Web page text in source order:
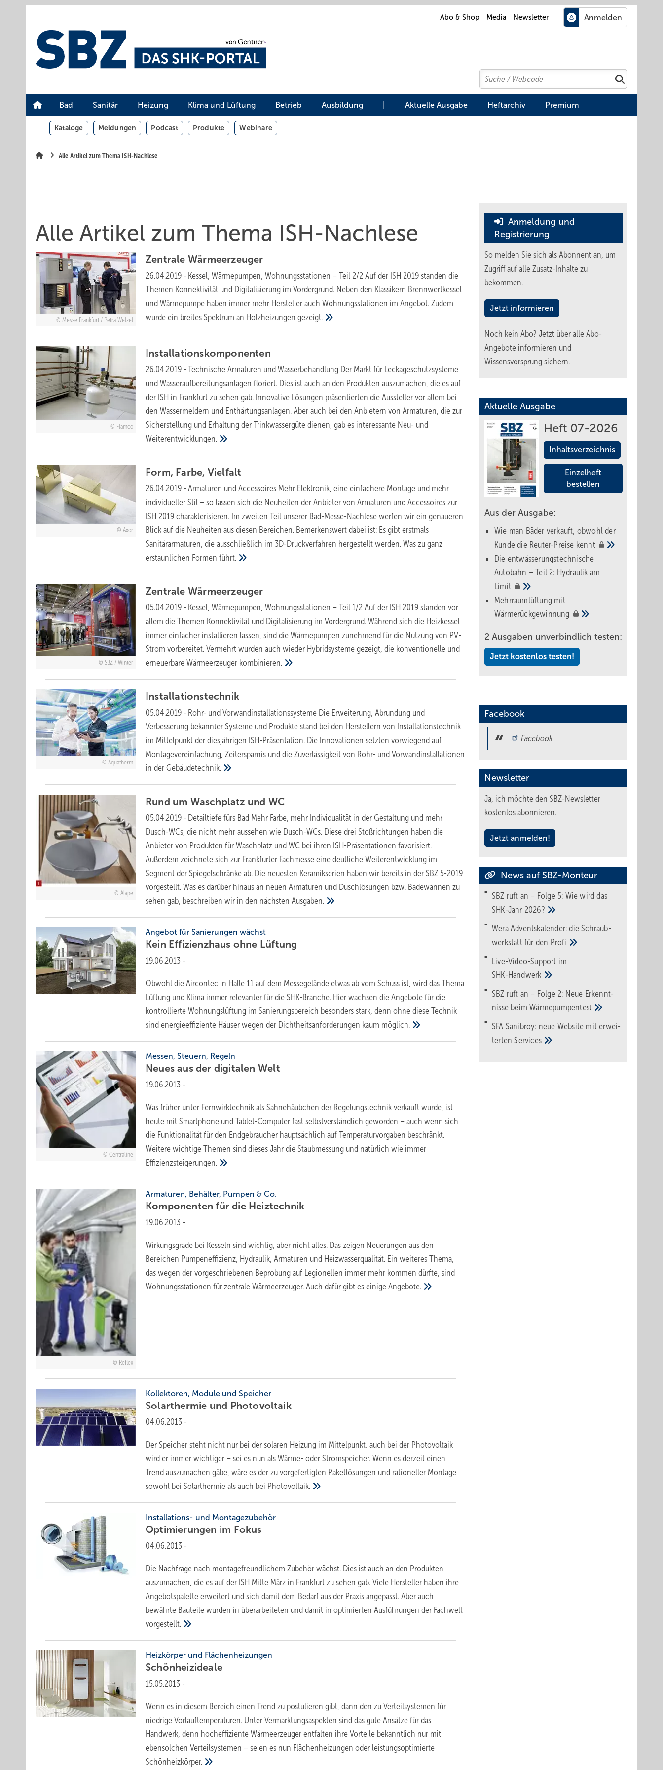
Abo & Shop Media Newsletter
Search
Suchen
Bad Sanitär Heizung Klima und Lüftung Betrieb Ausbildung Aktuelle Ausgabe Heftarchiv Premium
Kataloge Meldungen Podcast Produkte Webinare
Alle Artikel zum Thema ISH-Nachlese
Alle Artikel zum Thema ISH-Nachlese
Messe Frankfurt / Petra Welzel
Zentrale Wärmeerzeuger
26.04.2019 - Kessel, Wärmepumpen, Wohnungsstationen – Teil 2/2Auf der ISH 2019 standen die
Themen Konnektivität und Digitalisierung im Vordergrund. Neben den Klassikern Brennwertkessel
und Wärmepumpe haben immer mehr Hersteller auch Wohnungsstationen im Angebot. Zudem
wurde ein breites Spektrum an Holzheizungen gezeigt.
Flamco
Installationskomponenten
26.04.2019 - Technische Armaturen und Wasserbehandlung Der Markt für Leckageschutzsysteme
und Wasseraufbereitungsanlagen floriert. Dies ist auch an den Produkten auszumachen, die es auf
der ISH in Frankfurt zu sehen gab. Innovative Lösungen präsentierten die Aussteller vor allem bei
den Wassermeldern und Enthärtungsanlagen. Aber auch bei den Anbietern von Armaturen, die zur
Sicherstellung und Erhaltung der Trinkwassergüte dienen, gab es interessante Neu- und
Weiterentwicklungen.
Axor
Form, Farbe, Vielfalt
26.04.2019 - Armaturen und Accessoires Mehr Elektronik, eine einfachere Montage und mehr
individueller Stil – so lassen sich die Neuheiten der Anbieter von Armaturen und Accessoires zur
ISH 2019 charakterisieren. Im zweiten Teil unserer Bad-Messe-Nachlese werfen wir ein genaueren
Blick auf die Neuheiten aus diesen Bereichen. Bemerkenswert dabei ist: Es gibt erstmals
Sanitärarmaturen, die ausschließlich im 3D-Druckverfahren hergestellt werden. Was zu ganz
erstaunlichen Formen führt.
SBZ / Winter
Zentrale Wärmeerzeuger
05.04.2019 - Kessel, Wärmepumpen, Wohnungsstationen – Teil 1/2Auf der ISH 2019 standen vor
allem die Themen Konnektivität und Digitalisierung im Vordergrund. Während sich die Heizkessel
immer einfacher installieren lassen, sind die Wärmepumpen zunehmend für die Nutzung von PV-
Strom vorbereitet. Vermehrt wurden auch wieder Hybridsysteme gezeigt, die konventionelle und
erneuerbare Wärmeerzeuger kombinieren.
Aquatherm
Installationstechnik
05.04.2019 - Rohr- und Vorwandinstallationssysteme Die Erweiterung, Abrundung und
Verbesserung bekannter Systeme und Produkte stand bei den Herstellern von Installationstechnik
im Mittelpunkt der diesjährigen ISH-Präsentation. Die Innovationen setzten vorwiegend auf
Montagevereinfachung, Zeitersparnis und die Zuverlässigkeit von Rohr- und Vorwandinstallationen
in derGebäudetechnik.
Alape
Rund um Waschplatz und WC
05.04.2019 - Detailtiefe fürs Bad Mehr Farbe, mehr Individualität in der Gestaltung und mehr
Dusch-WCs, die nicht mehr aussehen wie Dusch-WCs. Diese drei Stoßrichtungen haben die
Anbieter von Produkten für Waschplatz und WC bei ihren ISH-Präsentationen favorisiert.
Außerdem zeichnete sich zur Frankfurter Fachmesse eine deutliche Weiterentwicklung im
Segment der Spiegelschränke ab. Die neuesten Keramikserien haben wir bereits in der SBZ 5-2019
vorgestellt. Was es darüber hinaus an neuen Armaturen und Duschlösungen bzw. Badewannen zu
sehen gab, beschreiben wir in den nächstenAusgaben.
Angebot für Sanierungen wächst
Kein Effizienz­haus ohne Lüftung
19.06.2013 -
Obwohl die Aircontec in Halle 11 auf dem Messegelände etwas ab vom Schuss ist, wird das Thema
Lüftung und Klima immer relevanter für die SHK-Branche. Hier wachsen die Angebote für die
kontrollierte Wohnungslüftung im Sanierungsbereich besonders stark, denn ohne diese Technik
sind energieeffiziente Häuser wegen der Dichtheitsanforderungen kaum möglich.
Centraline
Messen, Steuern, Regeln
Neues aus der digitalen Welt
19.06.2013 -
Was früher unter Fernwirktechnik als Sahnehäubchen der Regelungstechnik verkauft wurde, ist
heute mit Smartphone und Tablet-Computer fast selbstverständlich geworden – auch wenn sich
die Funktionalität für den Endgebraucher hauptsächlich auf Temperaturvorgaben beschränkt.
Weitere wichtige Themen sind dieses Jahr die Staubmessung und natürlich wie immer
Effizienzsteigerungen.
Reflex
Armaturen, Behälter, Pumpen & Co.
­Komponenten für die ­Heiztechnik
19.06.2013 -
Wirkungsgrade bei Kesseln sind wichtig, aber nicht alles. Das zeigen Neuerungen aus den
Bereichen Pumpeneffizienz, Hydraulik, Armaturen und Heizwasserqualität. Ein weiteres Thema,
das wegen der vorgeschriebenen Beprobung auf Legionellen immer mehr kommen dürfte, sind
Wohnungsstationen für zentrale Wärmeerzeuger. Auch dafür gibt es einigeAngebote.
Kollektoren, Module und Speicher
Solarthermie und Photovoltaik
04.06.2013 -
Der Speicher steht nicht nur bei der solaren Heizung im Mittelpunkt, auch bei der Photovoltaik
wird er immer wichtiger – sei es nun als Wärme- oder Stromspeicher. Wenn es derzeit einen
Trend auszumachen gäbe, wäre es der zu vorgefertigten Paketlösungen und rationeller Montage
sowohl bei Solarthermie als auch bei Photovoltaik.
Installations- und Montagezubehör
Optimierungen im Fokus
04.06.2013 -
Die Nachfrage nach montagefreundlichem Zubehör wächst. Dies ist auch an den Produkten
auszumachen, die es auf der ISH Mitte März in Frankfurt zu sehen gab. Viele Hersteller haben ihre
Angebotspalette erweitert und sich damit dem Bedarf aus der Praxis angepasst. Aber auch
bewährte Bauteile wurden in überarbeiteten und damit in optimierten Ausführungen der Fachwelt
vorgestellt.
Heizkörper und Flächenheizungen
Schönheizideale
15.05.2013 -
Wenn es in diesem Bereich einen Trend zu postulieren gibt, dann den zu Verteilsystemen für
niedrige Vorlauftemperaturen. Unter Vermarktungsaspekten sind das gute Ansätze für das
Handwerk, denn hocheffiziente Wärmeerzeuger entfalten ihre Vorteile bekanntlich nur mit
ebensolchen Verteilsystemen – seien es nun ­Flächenheizungen oder leistungsoptimierte
Schönheizkörper.
Anmeldung und
Registrierung
So melden Sie sich als Abonnent an, um
Zugriff auf alle Zusatz-Inhalte zu
bekommen.
Jetzt informieren
Noch kein Abo? Jetzt über alle Abo-
Angebote informieren und
Wissensvorsprung sichern.
Aktuelle Ausgabe
Heft 07-2026
Inhaltsverzeichnis
Einzelheft
bestellen
Aus der Ausgabe:
Wie man Bäder verkauft, obwohl der
Kunde die Reuter-Preise kennt
Die entwässerungstechnische
Autobahn – Teil 2: Hydraulik am
Limit
Mehrraumlüftung mit
Wärmerückgewinnung
2 Ausgaben unverbindlich testen:
Jetzt kostenlos testen!
Facebook
Facebook
Newsletter
Ja, ich möchte den SBZ-Newsletter
kostenlos abonnieren.
Jetzt anmelden!
News auf SBZ-Monteur
SBZ ruft an – Folge 5: Wie wird das
SHK-Jahr 2026?
Wera Adventskalender: die Schraub­
werk­statt für den Pro­fi
Live-Video-Support im
SHK-Handwerk
SBZ ruft an – Folge 2: Neue Erkennt­
nisse beimWärme­pumpen­test
SFA Sanibroy: neue Web­site mit erwei­
tertenServices